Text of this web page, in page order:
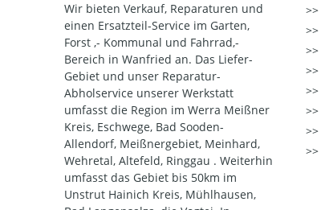
Wir bieten Verkauf, Reparaturen und
einen Ersatzteil-Service im Garten,
Forst ,- Kommunal und Fahrrad,-
Bereich in Wanfried an. Das Liefer-
Gebiet und unser Reparatur-
Abholservice unserer Werkstatt
umfasst die Region im Werra Meißner
Kreis, Eschwege, Bad Sooden-
Allendorf, Meißnergebiet, Meinhard,
Wehretal, Altefeld, Ringgau . Weiterhin
umfasst das Gebiet bis 50km im
Unstrut Hainich Kreis, Mühlhausen,